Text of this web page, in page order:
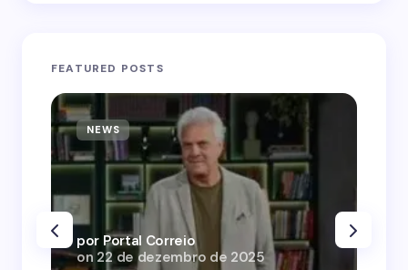
FEATURED POSTS
NEWS
por Portal Correio
on 22 de dezembro de 2025